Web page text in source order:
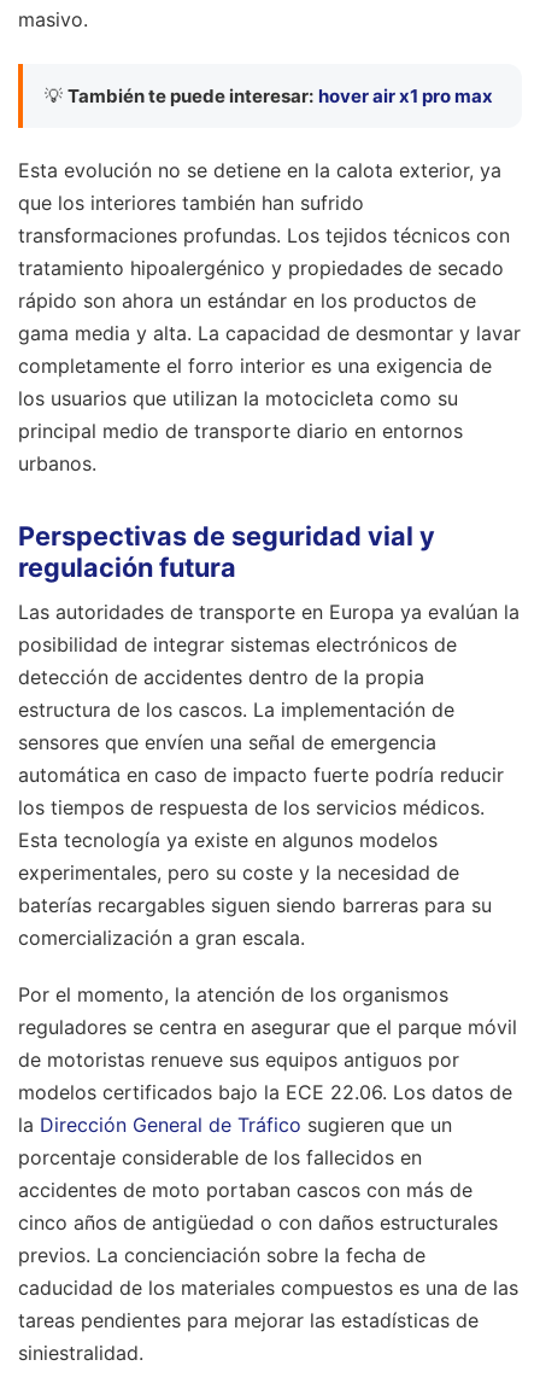
masivo.
💡 También te puede interesar: hover air x1 pro max
Esta evolución no se detiene en la calota exterior, ya
que los interiores también han sufrido
transformaciones profundas. Los tejidos técnicos con
tratamiento hipoalergénico y propiedades de secado
rápido son ahora un estándar en los productos de
gama media y alta. La capacidad de desmontar y lavar
completamente el forro interior es una exigencia de
los usuarios que utilizan la motocicleta como su
principal medio de transporte diario en entornos
urbanos.
Perspectivas de seguridad vial y
regulación futura
Las autoridades de transporte en Europa ya evalúan la
posibilidad de integrar sistemas electrónicos de
detección de accidentes dentro de la propia
estructura de los cascos. La implementación de
sensores que envíen una señal de emergencia
automática en caso de impacto fuerte podría reducir
los tiempos de respuesta de los servicios médicos.
Esta tecnología ya existe en algunos modelos
experimentales, pero su coste y la necesidad de
baterías recargables siguen siendo barreras para su
comercialización a gran escala.
Por el momento, la atención de los organismos
reguladores se centra en asegurar que el parque móvil
de motoristas renueve sus equipos antiguos por
modelos certificados bajo la ECE 22.06. Los datos de
la Dirección General de Tráfico sugieren que un
porcentaje considerable de los fallecidos en
accidentes de moto portaban cascos con más de
cinco años de antigüedad o con daños estructurales
previos. La concienciación sobre la fecha de
caducidad de los materiales compuestos es una de las
tareas pendientes para mejorar las estadísticas de
siniestralidad.